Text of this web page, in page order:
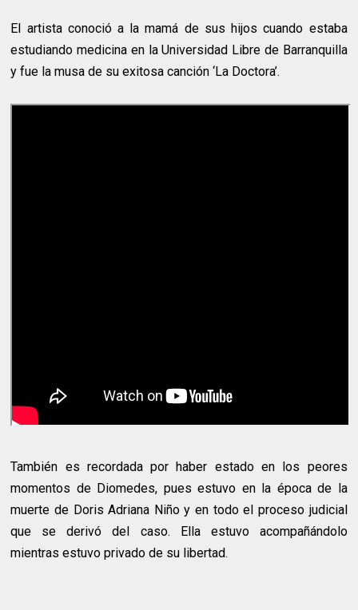
El artista conoció a la mamá de sus hijos cuando estaba
estudiando medicina en la Universidad Libre de Barranquilla
y fue la musa de su exitosa canción ‘La Doctora’.
También es recordada por haber estado en los peores
momentos de Diomedes, pues estuvo en la época de la
muerte de Doris Adriana Niño y en todo el proceso judicial
que se derivó del caso. Ella estuvo acompañándolo
mientras estuvo privado de su libertad.